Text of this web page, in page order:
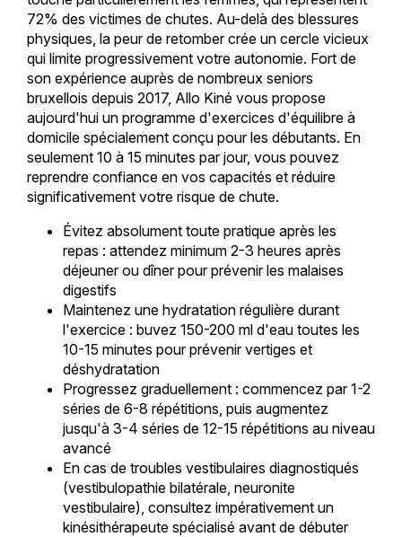
72% des victimes de chutes. Au-delà des blessures
physiques, la peur de retomber crée un cercle vicieux
qui limite progressivement votre autonomie. Fort de
son expérience auprès de nombreux seniors
bruxellois depuis 2017, Allo Kiné vous propose
aujourd'hui un programme d'exercices d'équilibre à
domicile spécialement conçu pour les débutants. En
seulement 10 à 15 minutes par jour, vous pouvez
reprendre confiance en vos capacités et réduire
significativement votre risque de chute.
Évitez absolument toute pratique après les
repas : attendez minimum 2-3 heures après
déjeuner ou dîner pour prévenir les malaises
digestifs
Maintenez une hydratation régulière durant
l'exercice : buvez 150-200 ml d'eau toutes les
10-15 minutes pour prévenir vertiges et
déshydratation
Progressez graduellement : commencez par 1-2
séries de 6-8 répétitions, puis augmentez
jusqu'à 3-4 séries de 12-15 répétitions au niveau
avancé
En cas de troubles vestibulaires diagnostiqués
(vestibulopathie bilatérale, neuronite
vestibulaire), consultez impérativement un
kinésithérapeute spécialisé avant de débuter